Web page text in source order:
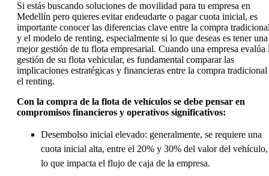
Si estás buscando soluciones de movilidad para tu empresa en
Medellín pero quieres evitar endeudarte o pagar cuota inicial, es
importante conocer las diferencias clave entre la compra
y el modelo de renting, especialmente si lo que deseas es tener una
mejor gestión de tu flota empresarial. Cuando una empresa evalúa
gestión de su flota vehicular, es fundamental comparar las
implicaciones estratégicas y financieras entre la compra
el renting.
Con la compra de la flota de vehículos se debe pensar en
compromisos financieros y operativos significativos:
Desembolso inicial elevado: generalmente, se requiere una
cuota inicial alta, entre el 20% y 30% del valor del vehículo,
lo que impacta el flujo de caja de la empresa.